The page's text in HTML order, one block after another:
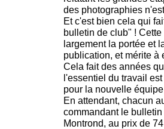
des photographies
Et c'est bien cela qui
bulletin de club" !
largement la portée et
publication, et mérite à
Cela fait des années
l'essentiel du travail
pour la nouvelle
En attendant, chacun
commandant le
Montrond, au prix de